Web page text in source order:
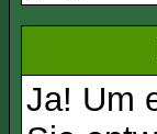
Ja! Um